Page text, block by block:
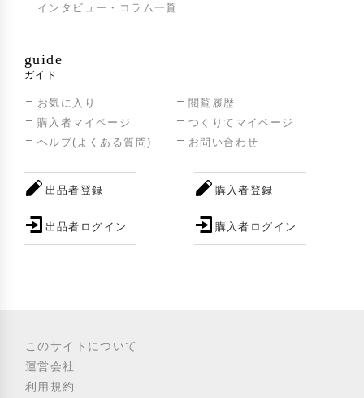
インタビュー・コラム一覧
guide
ガイド
お気に入り
閲覧履歴
購入者マイページ
つくりてマイページ
ヘルプ(よくある質問)
お問い合わせ
出品者登録
出品者ログイン
購入者登録
購入者ログイン
このサイトについて
運営会社
利用規約